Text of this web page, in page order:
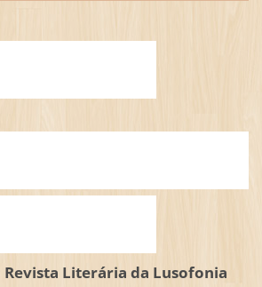
Literária da Lusofonia